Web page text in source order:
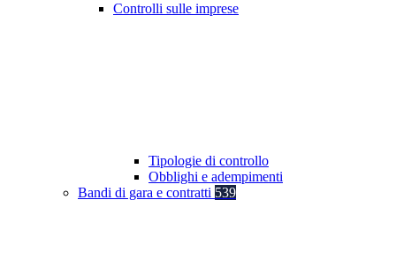
Controlli sulle imprese
Tipologie di controllo
Obblighi e adempimenti
Bandi di gara e contratti 539